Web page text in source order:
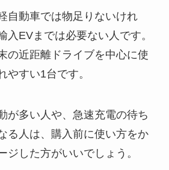
自動車では物足りないけれ
入EVまでは必要ない人です。
の近距離ドライブを中心に使
やすい1台です。
が多い人や、急速充電の待ち
る人は、購入前に使い方をか
ジした方がいいでしょう。